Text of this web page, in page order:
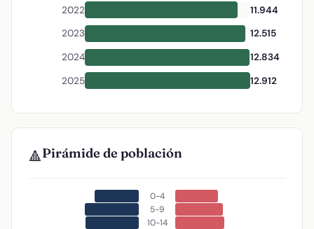
2022
11.944
2023
12.515
2024
12.834
2025
12.912
🔺Pirámide de población
0-4
5-9
10-14